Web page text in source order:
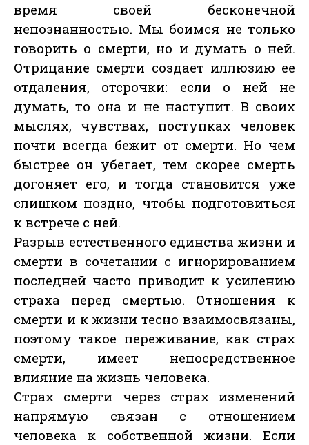
время своей бесконечной
непознанностью. Мы боимся не только
говорить о смерти, но и думать о ней.
Отрицание смерти создает иллюзию ее
отдаления, отсрочки: если о ней не
думать, то она и не наступит. В своих
мыслях, чувствах, поступках человек
почти всегда бежит от смерти. Но чем
быстрее он убегает, тем скорее смерть
догоняет его, и тогда становится уже
слишком поздно, чтобы подготовиться
к встрече с ней.
Разрыв естественного единства жизни и
смерти в сочетании с игнорированием
последней часто приводит к усилению
страха перед смертью. Отношения к
смерти и к жизни тесно взаимосвязаны,
поэтому такое переживание, как страх
смерти, имеет непосредственное
влияние на жизнь человека.
Страх смерти через страх изменений
напрямую связан с отношением
человека к собственной жизни. Если